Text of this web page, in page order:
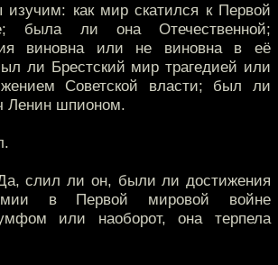
как мир скатился к Первой
была ли она Отечественной;
виновна или не виновна в её
ли Брестский мир трагедией или
Советской власти; был ли
Ленин шпионом.
слил ли он, были ли достижения
в Первой мировой войне
или наоборот, она терпела